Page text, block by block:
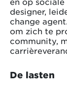
designer,
change
om zich te
community,
De lasten